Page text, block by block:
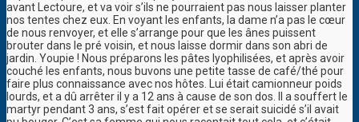
avant Lectoure, et va voir s’ils ne pourraient pas nous laisser planter
nos tentes chez eux. En voyant les enfants, la dame n’a pas le cœur
de nous renvoyer, et elle s’arrange pour que les ânes puissent
brouter dans le pré voisin, et nous laisse dormir dans son abri de
jardin. Youpie ! Nous préparons les pâtes lyophilisées, et après avoir
couché les enfants, nous buvons une petite tasse de café/thé pour
faire plus connaissance avec nos hôtes. Lui était camionneur poids
lourds, et a dû arrêter il y a 12 ans à cause de son dos. Il a souffert le
martyr pendant 3 ans, s’est fait opérer et se serait suicidé s’il avait